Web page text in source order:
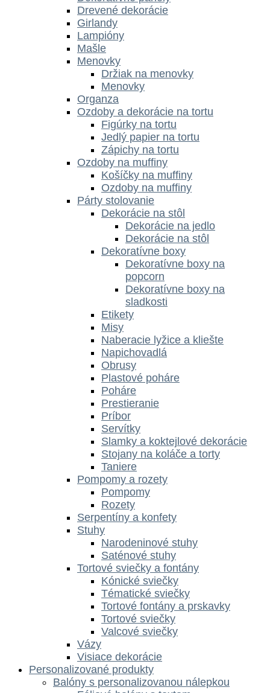
Drevené dekorácie
Girlandy
Lampióny
Mašle
Menovky
Držiak na menovky
Menovky
Organza
Ozdoby a dekorácie na tortu
Figúrky na tortu
Jedlý papier na tortu
Zápichy na tortu
Ozdoby na muffiny
Košíčky na muffiny
Ozdoby na muffiny
Párty stolovanie
Dekorácie na stôl
Dekorácie na jedlo
Dekorácie na stôl
Dekoratívne boxy
Dekoratívne boxy na
popcorn
Dekoratívne boxy na
sladkosti
Etikety
Misy
Naberacie lyžice a kliešte
Napichovadlá
Obrusy
Plastové poháre
Poháre
Prestieranie
Príbor
Servítky
Slamky a koktejlové dekorácie
Stojany na koláče a torty
Taniere
Pompomy a rozety
Pompomy
Rozety
Serpentíny a konfety
Stuhy
Narodeninové stuhy
Saténové stuhy
Tortové sviečky a fontány
Kónické sviečky
Tématické sviečky
Tortové fontány a prskavky
Tortové sviečky
Valcové sviečky
Vázy
Visiace dekorácie
Personalizované produkty
Balóny s personalizovanou nálepkou